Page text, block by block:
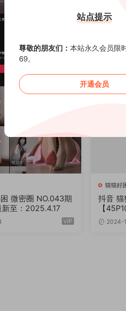
圈 NO.043期
新至：2025.4.17
VIP
猫猫好
抖音 猫猫
【
2024-
站点提示
尊敬的朋友们： 本站永久会员限
69。
开通会员